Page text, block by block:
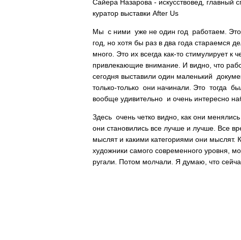
Сайера Назарова - искусствовед, главный
куратор выставки After Us
Мы с ними уже не один год работаем.
год, но хотя бы раз в два года стараемся
много. Это их всегда как-то стимулирует
привлекающие внимание. И видно, что
сегодня выставили один маленький
только-только они начинали. Это тогда
вообще удивительно и очень интересно
Здесь очень четко видно, как они
они становились все лучше и лучше. Все
мыслят и какими категориями они мыслят.
художники самого современного уровня,
ругали. Потом молчали. Я думаю, что